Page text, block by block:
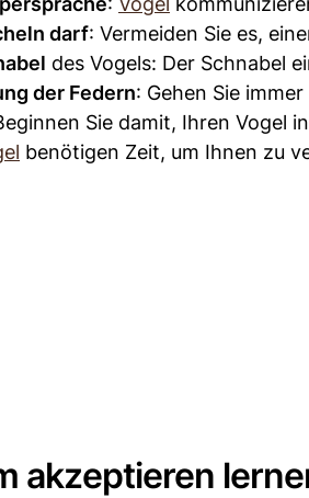
darf: Vermeiden Sie es,
des Vogels: Der Schnabel
der Federn: Gehen Sie
Sie damit, Ihren Vogel
benötigen Zeit, um Ihnen zu
akzeptieren